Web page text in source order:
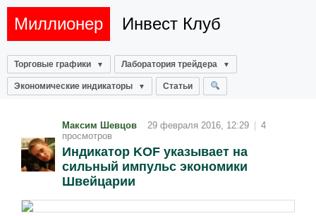
Миллионер Инвест Клуб
Торговые графики Лаборатория трейдера
Экономические индикаторы Статьи
Максим Шевцов 29 февраля 2016, 12:29
4
просмотров
Индикатор KOF указывает на
сильный импульс экономики
Швейцарии